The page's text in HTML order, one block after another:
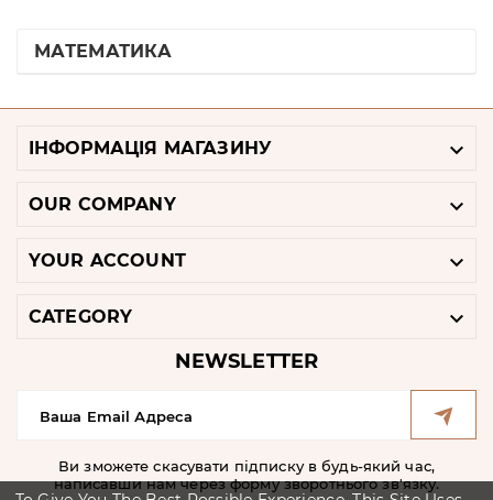
МАТЕМАТИКА
ІНФОРМАЦІЯ МАГАЗИНУ 
OUR COMPANY 
YOUR ACCOUNT 
CATEGORY 
NEWSLETTER
Ви зможете скасувати підписку в будь-який час,
написавши нам через форму зворотнього зв'язку.